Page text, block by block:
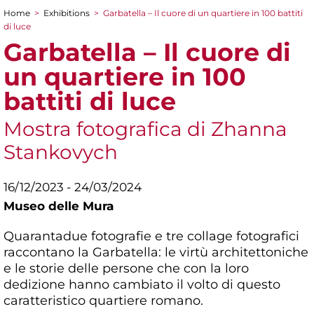
You are here
Home > Exhibitions > Garbatella – Il cuore di un quartiere in 100 battiti
di luce
Garbatella – Il cuore di
un quartiere in 100
battiti di luce
Mostra fotografica di Zhanna
Stankovych
16/12/2023 - 24/03/2024
Museo delle Mura
Quarantadue fotografie e tre collage fotografici
raccontano la Garbatella: le virtù architettoniche
e le storie delle persone che con la loro
dedizione hanno cambiato il volto di questo
caratteristico quartiere romano.